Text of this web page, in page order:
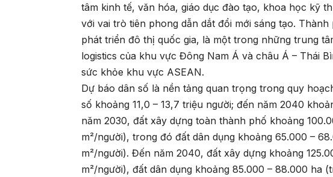
tâm kinh tế, văn hóa, giáo dục đào tạo, khoa học kỹ
với vai trò tiên phong dẫn dắt đổi mới sáng tạo.
phát triển đô thị quốc gia, là một trong những trung
logistics của khu vực Đông Nam Á và châu Á – Thái
sức khỏe khu vực ASEAN.
Dự báo dân số là nền tảng quan trọng trong quy
số khoảng 11,0 – 13,7 triệu người; đến năm 2040
năm 2030, đất xây dựng toàn thành phố khoảng
m²/người), trong đó đất dân dụng khoảng 65.000 –
m²/người). Đến năm 2040, đất xây dựng khoảng
m²/người), đất dân dụng khoảng 85.000 – 88.000 ha